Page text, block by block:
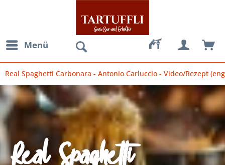
Menü
Real Spaghetti Carbonara - Antonio Carluccio - Video/Rezept
Real Spaghetti